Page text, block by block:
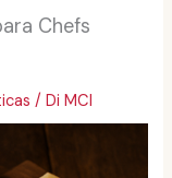
Chefs
/ DiMCI